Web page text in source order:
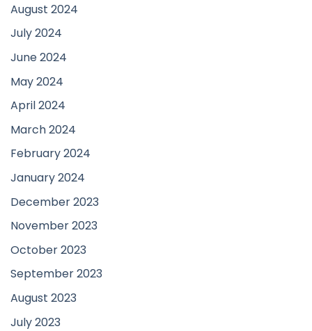
August 2024
July 2024
June 2024
May 2024
April 2024
March 2024
February 2024
January 2024
December 2023
November 2023
October 2023
September 2023
August 2023
July 2023